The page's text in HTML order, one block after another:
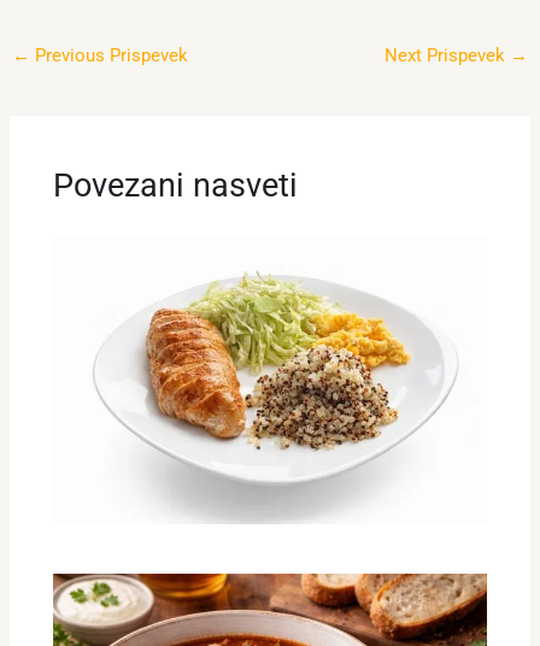
← Previous Prispevek Next Prispevek →
Povezani nasveti